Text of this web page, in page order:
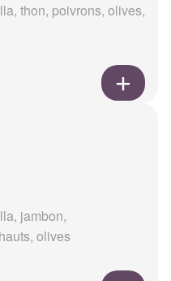
thon, poivrons, olives,
jambon,
olives